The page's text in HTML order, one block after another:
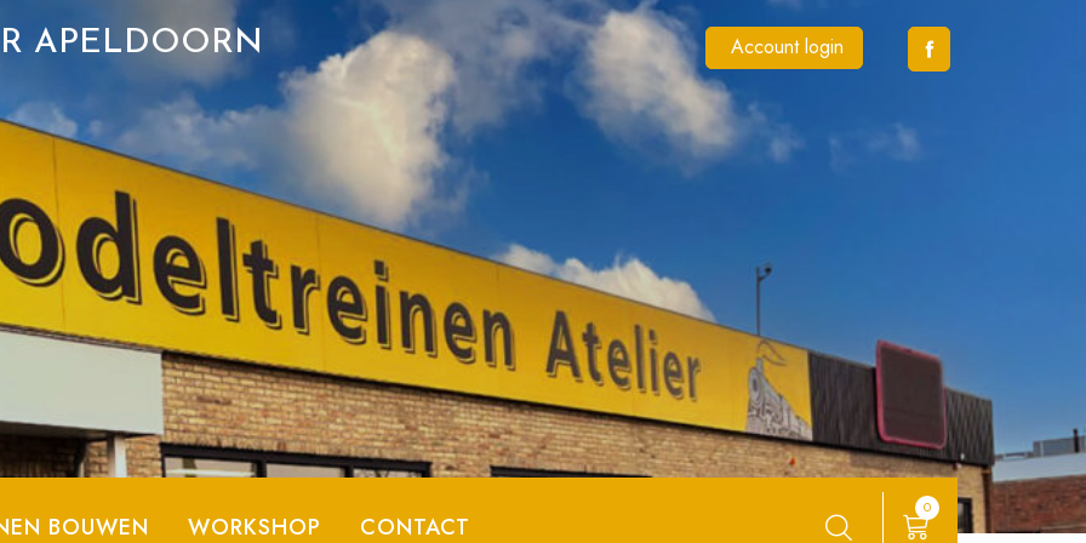
APELDOORN Account login
BOUWEN WORKSHOP CONTACT
0